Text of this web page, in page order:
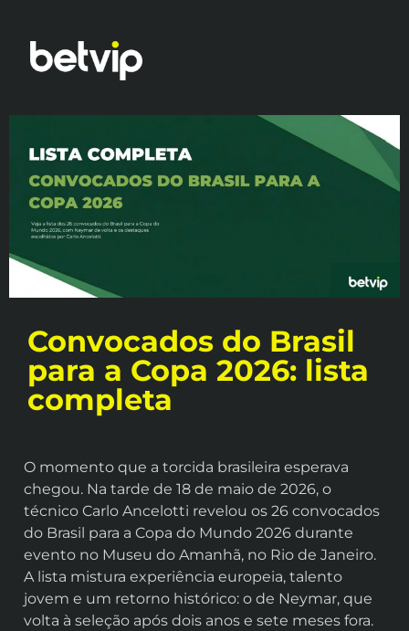
Convocados do Brasil
para a Copa 2026: lista
completa
O momento que a torcida brasileira esperava
chegou. Na tarde de 18 de maio de 2026, o
técnico Carlo Ancelotti revelou os 26 convocados
do Brasil para a Copa do Mundo 2026 durante
evento no Museu do Amanhã, no Rio de Janeiro.
A lista mistura experiência europeia, talento
jovem e um retorno histórico: o de Neymar, que
volta à seleção após dois anos e sete meses fora.